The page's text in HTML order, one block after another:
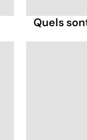
Quels